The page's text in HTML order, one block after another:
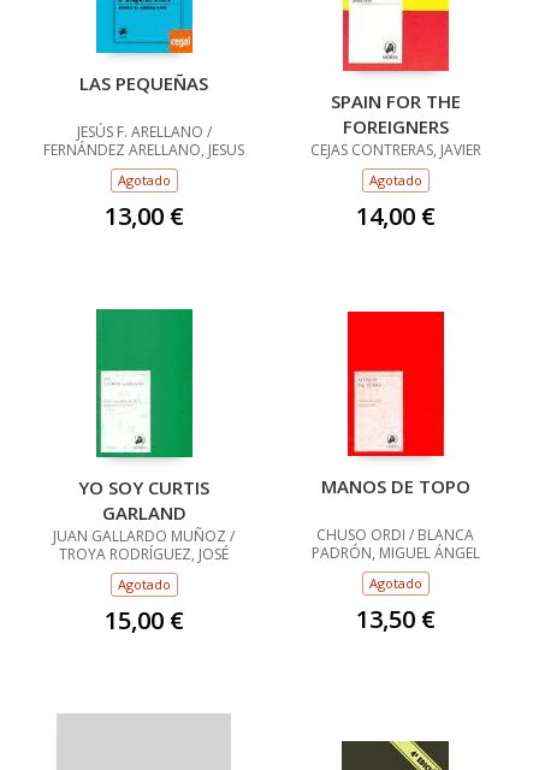
LAS PEQUEÑAS
JESÚS F. ARELLANO /
FERNÁNDEZ ARELLANO, JESUS
Agotado
13,00 €
SPAIN FOR THE
FOREIGNERS
CEJAS CONTRERAS, JAVIER
Agotado
14,00 €
YO SOY CURTIS
GARLAND
JUAN GALLARDO MUÑOZ /
TROYA RODRÍGUEZ, JOSÉ
Agotado
15,00 €
MANOS DE TOPO
CHUSO ORDI / BLANCA
PADRÓN, MIGUEL ÁNGEL
Agotado
13,50 €